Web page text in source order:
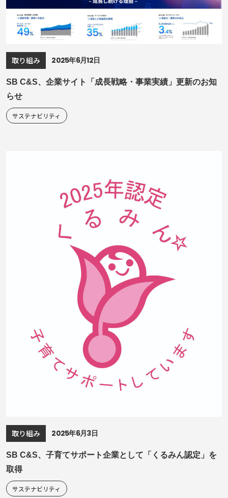
取り組み 2025年6月12日
SB C&S、企業サイト「成長戦略・事業実績」更新のお知
らせ
サステナビリティ
取り組み 2025年6月3日
SB C&S、子育てサポート企業として「くるみん認定」を
取得
サステナビリティ